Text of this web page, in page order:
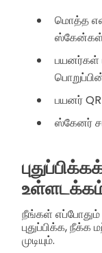
மொத்த
பயனர்கள்
பயனர்
ஸ்கேனர்
நீங்கள் எப்போதும்
புதுப்பிக்க,
முடியும்.